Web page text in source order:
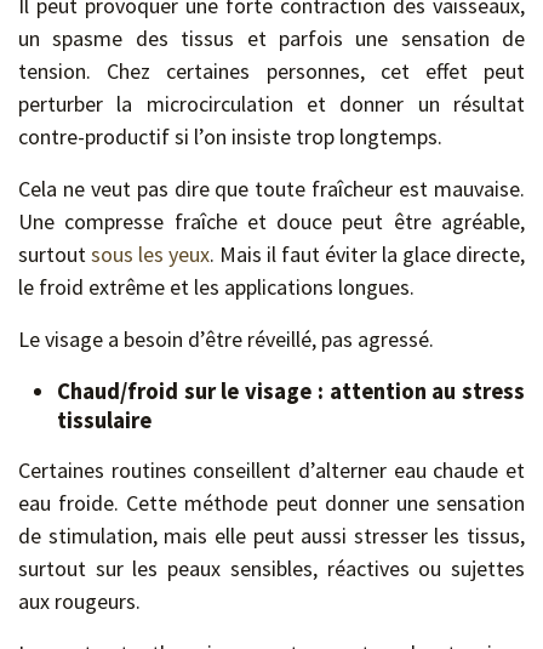
Il peut provoquer une forte contraction des vaisseaux,
un spasme des tissus et parfois une sensation de
tension. Chez certaines personnes, cet effet peut
perturber la microcirculation et donner un résultat
contre-productif si l’on insiste trop longtemps.
Cela ne veut pas dire que toute fraîcheur est mauvaise.
Une compresse fraîche et douce peut être agréable,
surtoutsous les yeux. Mais il faut éviter la glace directe,
le froid extrême et les applications longues.
Le visage a besoin d’être réveillé, pas agressé.
Chaud/froid sur le visage : attention au stress
tissulaire
Certaines routines conseillent d’alterner eau chaude et
eau froide. Cette méthode peut donner une sensation
de stimulation, mais elle peut aussi stresser les tissus,
surtout sur les peaux sensibles, réactives ou sujettes
aux rougeurs.